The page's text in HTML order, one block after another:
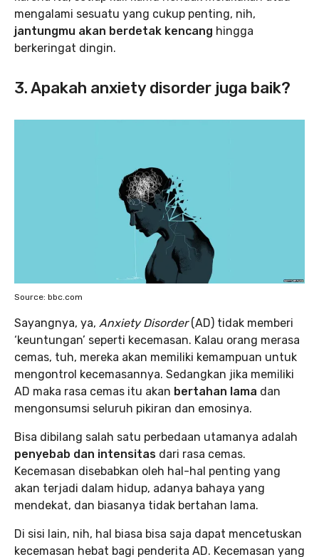
mengalami sesuatu yang cukup penting, nih,
jantungmu akan berdetak kencang hingga
berkeringat dingin.
3. Apakah anxiety disorder juga baik?
Source: bbc.com
Sayangnya, ya, Anxiety Disorder(AD) tidak memberi
‘keuntungan’ seperti kecemasan. Kalau orang merasa
cemas, tuh, mereka akan memiliki kemampuan untuk
mengontrol kecemasannya. Sedangkan jika memiliki
AD maka rasa cemas itu akan bertahan lama dan
mengonsumsi seluruh pikiran dan emosinya.
Bisa dibilang salah satu perbedaan utamanya adalah
penyebab dan intensitas dari rasa cemas.
Kecemasan disebabkan oleh hal-hal penting yang
akan terjadi dalam hidup, adanya bahaya yang
mendekat, dan biasanya tidak bertahan lama.
Di sisi lain, nih, hal biasa bisa saja dapat mencetuskan
kecemasan hebat bagi penderita AD. Kecemasan yang